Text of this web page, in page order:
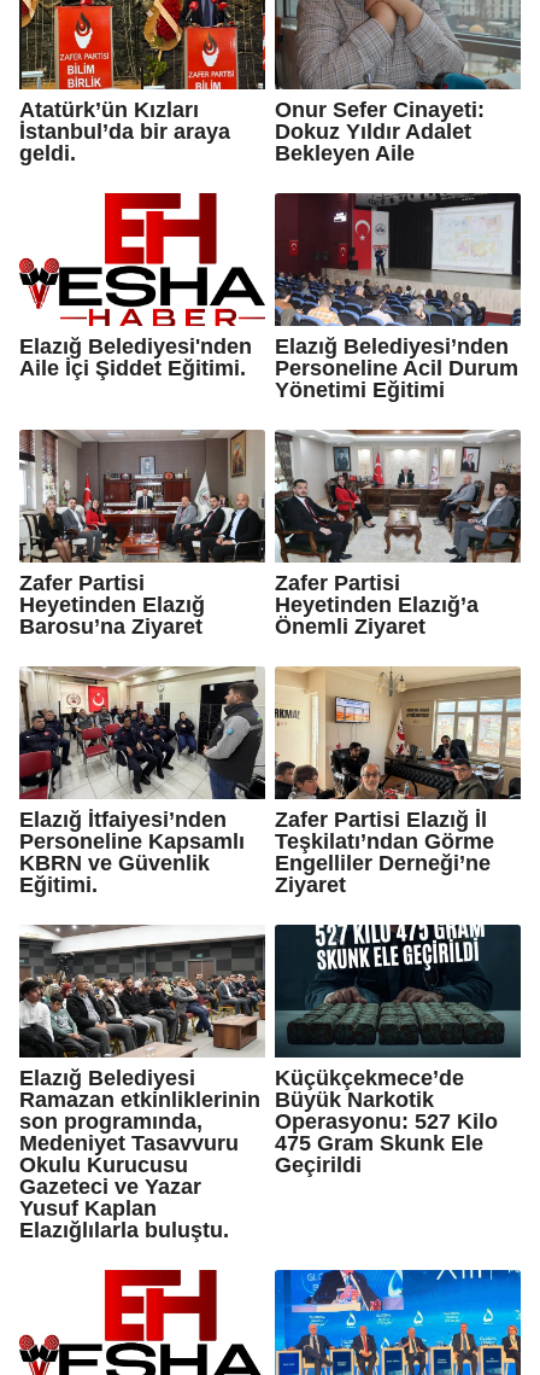
Atatürk’ün Kızları
İstanbul’da bir araya
geldi.
Onur Sefer Cinayeti:
Dokuz Yıldır Adalet
Bekleyen Aile
Elazığ Belediyesi'nden
Aile İçi Şiddet Eğitimi.
Elazığ Belediyesi’nden
Personeline Acil Durum
Yönetimi Eğitimi
Zafer Partisi
Heyetinden Elazığ
Barosu’na Ziyaret
Zafer Partisi
Heyetinden Elazığ’a
Önemli Ziyaret
Elazığ İtfaiyesi’nden
Personeline Kapsamlı
KBRN ve Güvenlik
Eğitimi.
Zafer Partisi Elazığ İl
Teşkilatı’ndan Görme
Engelliler Derneği’ne
Ziyaret
Elazığ Belediyesi
Ramazan etkinliklerinin
son programında,
Medeniyet Tasavvuru
Okulu Kurucusu
Gazeteci ve Yazar
Yusuf Kaplan
Elazığlılarla buluştu.
Küçükçekmece’de
Büyük Narkotik
Operasyonu: 527 Kilo
475 Gram Skunk Ele
Geçirildi